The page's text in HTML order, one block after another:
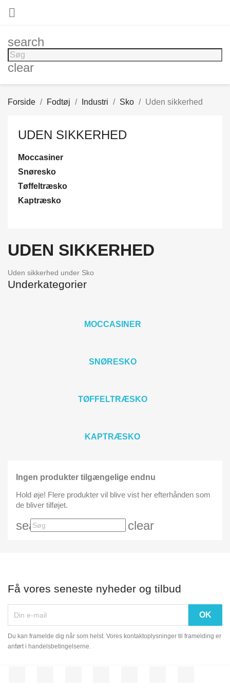

search
clear
Forside Fodtøj Industri Sko Uden sikkerhed
UDEN SIKKERHED
Moccasiner
Snøresko
Tøffeltræsko
Kaptræsko
UDEN SIKKERHED
Uden sikkerhed under Sko
Underkategorier
MOCCASINER
SNØRESKO
TØFFELTRÆSKO
KAPTRÆSKO
Ingen produkter tilgængelige endnu
Hold øje! Flere produkter vil blive vist her efterhånden som
de bliver tilføjet.
search clear
Få vores seneste nyheder og tilbud
Du kan framelde dig når som helst. Vores kontaktoplysninger til framelding er
anført i handelsbetingelserne.